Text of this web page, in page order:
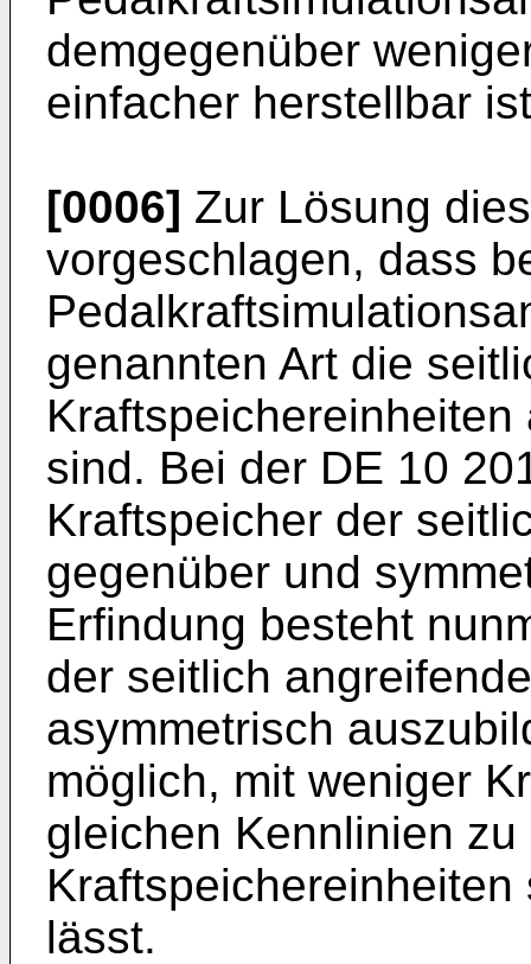
demgegenüber
einfacher herstellbar
[0006] Zur Lösung
vorgeschlagen, dass
genannten Art die
sind. Bei der DE 10
Kraftspeicher der
gegenüber und
Erfindung besteht
der seitlich
asymmetrisch
möglich, mit weniger
gleichen Kennlinien
lässt.